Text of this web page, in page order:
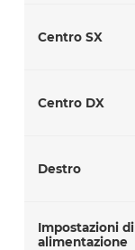
Centro SX
Centro DX
Destro
Impostazioni di
alimentazione